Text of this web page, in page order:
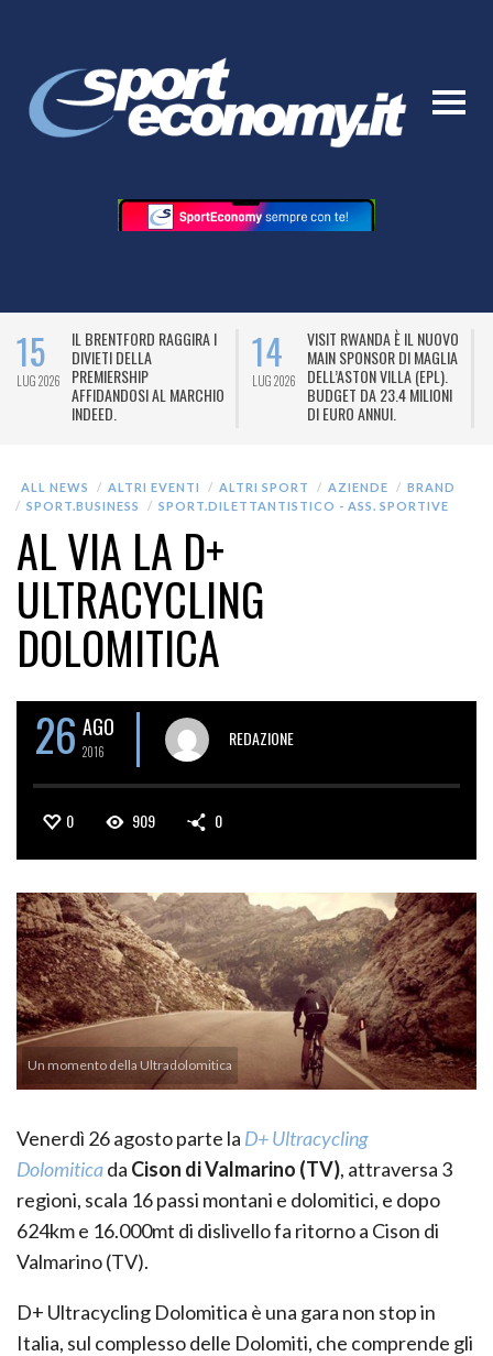
15
LUG 2026
IL BRENTFORD RAGGIRA I
DIVIETI DELLA
PREMIERSHIP
AFFIDANDOSI AL MARCHIO
INDEED.
14
LUG 2026
VISIT RWANDA È IL NUOVO
MAIN SPONSOR DI MAGLIA
DELL’ASTON VILLA (EPL).
BUDGET DA 23.4 MILIONI
DI EURO ANNUI.
ALL NEWS ALTRI EVENTI ALTRI SPORT AZIENDE
BRAND
SPORT.BUSINESS
SPORT.DILETTANTISTICO - ASS. SPORTIVE
AL VIA LA D+
ULTRACYCLING
DOLOMITICA
26 AGO
2016
REDAZIONE
0 909 0
Un momento della Ultradolomitica
Venerdì 26 agosto parte la D+ Ultracycling
Dolomiticada Cison di Valmarino (TV), attraversa 3
regioni, scala 16 passi montani e dolomitici, e dopo
624km e 16.000mt di dislivello fa ritorno a Cison di
Valmarino (TV).
D+ Ultracycling Dolomitica è una gara non stop in
Italia, sul complesso delle Dolomiti, che comprende gli